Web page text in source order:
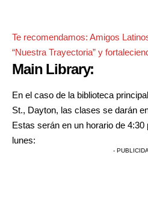
Te recomendamos: Amigos
“Nuestra Trayectoria” y
Main Library:
En el caso de la biblioteca
St., Dayton, las clases se darán
Estas serán en un horario de
lunes:
-